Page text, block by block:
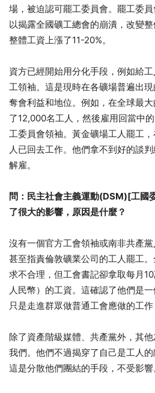
場，被迫認可罷工委員會。罷工委
以揭露全國礦工總會的崩潰，改變整
整體工資上漲了11-20%。
資方已經開始用分化手段，例如給
工領袖。這是現時在各礦場普遍出
奪會利益和地位。例如，在全球最
了12,000名工人，然後雇用回當中
工委員會領袖。黃金礦場工人罷工
人已回去工作。他們拿不到好的談
解雇。
問：民主社會主義運動(DSM)[工國
了很大的影響，原因是什麼？
沒有一個官方工會領袖或南非共產
甚至指責倫敦礦業公司的工人罷工
求不合理，但工會書記卻拿取每月
人民幣）的工資。這確認了他們是
只是走進群眾做普通工會應做的工作
除了資產階級媒體、共產黨外，其
我們。他們不過揭穿了自己是工人
這是分散他們團結的手段，不受影響